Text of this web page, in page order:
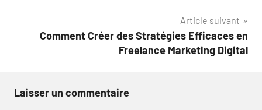
Article suivant
Comment Créer des Stratégies Efficaces en
Freelance Marketing Digital
Laisser un commentaire